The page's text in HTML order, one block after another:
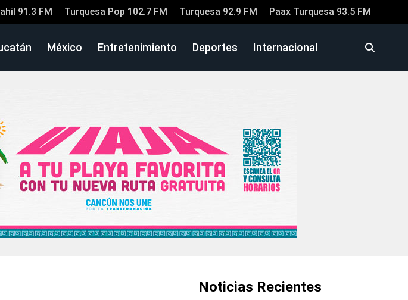
91.3 FM Turquesa Pop 102.7 FM Turquesa 92.9 FM Paax Turquesa 93.5 FM
México Entretenimiento Deportes Internacional
Noticias Recientes